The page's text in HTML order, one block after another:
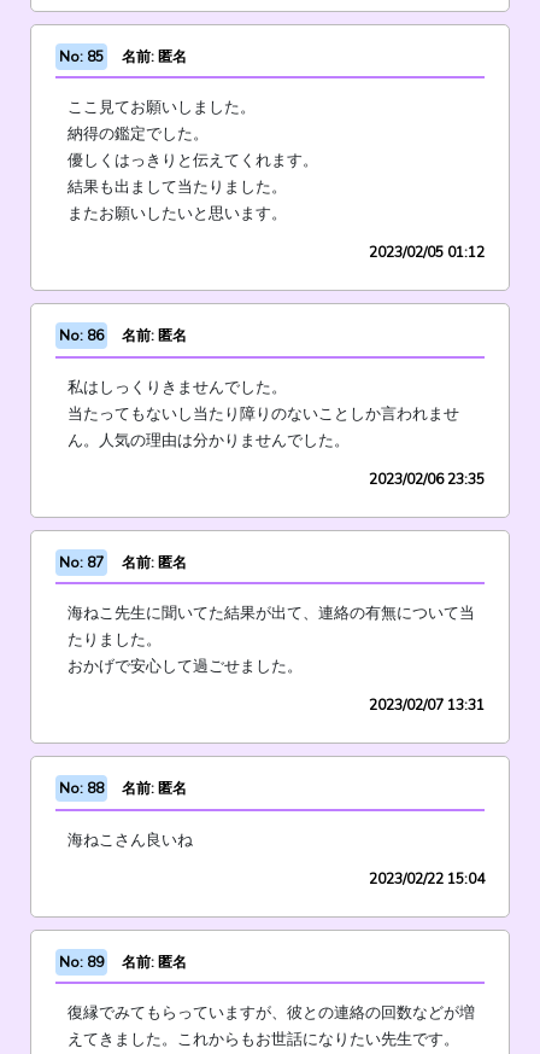
No: 85 名前: 匿名
ここ見てお願いしました。
納得の鑑定でした。
優しくはっきりと伝えてくれます。
結果も出まして当たりました。
またお願いしたいと思います。
2023/02/05 01:12
No: 86 名前: 匿名
私はしっくりきませんでした。
当たってもないし当たり障りのないことしか言われませ
ん。人気の理由は分かりませんでした。
2023/02/06 23:35
No: 87 名前: 匿名
海ねこ先生に聞いてた結果が出て、連絡の有無について当
たりました。
おかげで安心して過ごせました。
2023/02/07 13:31
No: 88 名前: 匿名
海ねこさん良いね
2023/02/22 15:04
No: 89 名前: 匿名
復縁でみてもらっていますが、彼との連絡の回数などが増
えてきました。これからもお世話になりたい先生です。